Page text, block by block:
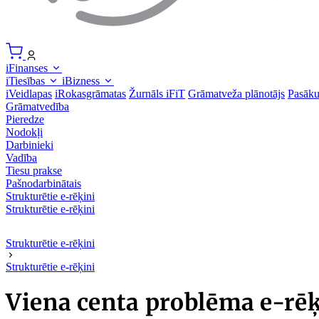
iFinanses
iTiesības
iBizness
iVeidlapas iRokasgrāmatas Žurnāls iFiT Grāmatveža plānotājs
Grāmatvedība
Pieredze
Nodokļi
Darbinieki
Vadība
Tiesu prakse
Pašnodarbinātais
Strukturētie e-rēķini
Strukturētie e-rēķini
Strukturētie e-rēķini
Strukturētie e-rēķini
Viena centa problēma e-